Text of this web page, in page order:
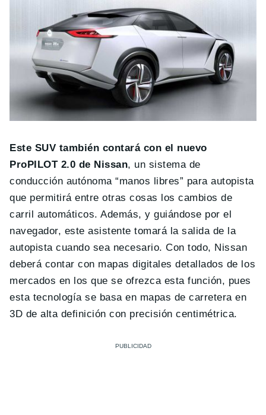
Este SUV también contará con el nuevo
ProPILOT 2.0 de Nissan, un sistema de
conducción autónoma “manos libres” para autopista
que permitirá entre otras cosas los cambios de
carril automáticos. Además, y guiándose por el
navegador, este asistente tomará la salida de la
autopista cuando sea necesario. Con todo, Nissan
deberá contar con mapas digitales detallados de los
mercados en los que se ofrezca esta función, pues
esta tecnología se basa en mapas de carretera en
3D de alta definición con precisión centimétrica.